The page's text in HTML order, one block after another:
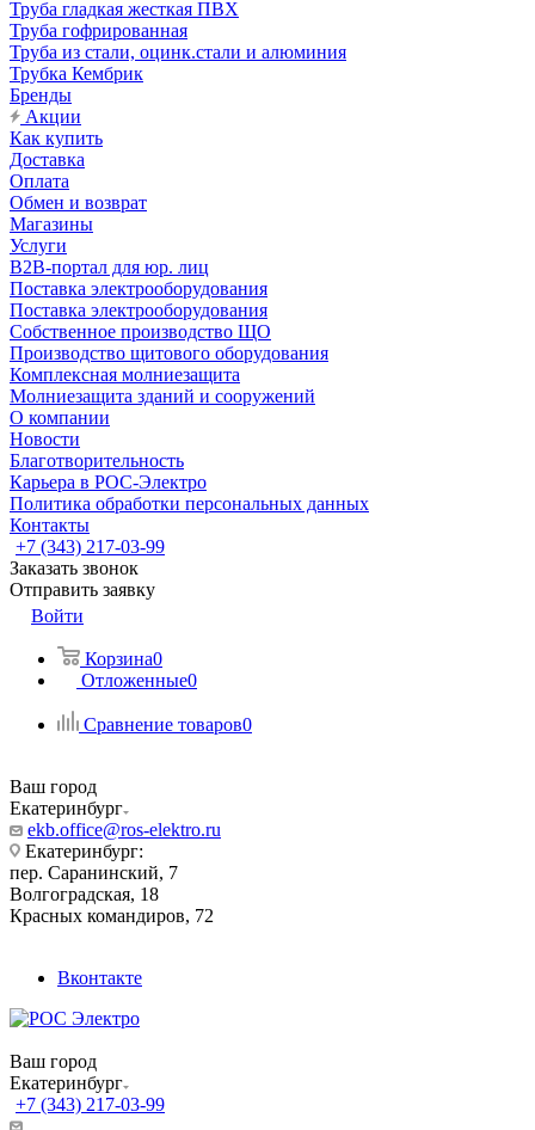
Труба гладкая жесткая ПВХ
Труба гофрированная
Труба из стали, оцинк.стали и алюминия
Трубка Кембрик
Бренды
Акции
Как купить
Доставка
Оплата
Обмен и возврат
Магазины
Услуги
B2B-портал для юр. лиц
Поставка электрооборудования
Поставка электрооборудования
Собственное производство ЩО
Производство щитового оборудования
Комплексная молниезащита
Молниезащита зданий и сооружений
О компании
Новости
Благотворительность
Карьера в РОС-Электро
Политика обработки персональных данных
Контакты
+7 (343) 217-03-99
Заказать звонок
Отправить заявку
Войти
Корзина0
Отложенные0
Сравнение товаров0
Ваш город
Екатеринбург
ekb.office@ros-elektro.ru
Екатеринбург:
пер. Саранинский, 7
Волгоградская, 18
Красных командиров, 72
Вконтакте
Ваш город
Екатеринбург
+7 (343) 217-03-99